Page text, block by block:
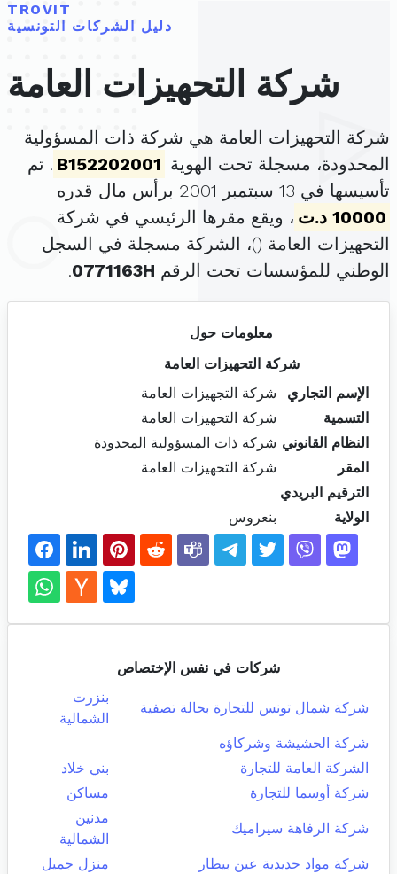
TROVIT
دليل الشركات التونسية
شركة التحهيزات العامة
شركة التحهيزات العامة هي شركة ذات المسؤولية
المحدودة، مسجلة تحت الهوية B152202001 . تم
تأسيسها في 13 سبتمبر 2001 برأس مال قدره
10000 د.ت
، ويقع مقرها الرئيسي في شركة
التحهيزات العامة ()، الشركة مسجلة في السجل
الوطني للمؤسسات تحت الرقم 0771163H
.
معلومات حول
شركة التحهيزات العامة
الإسم التجاري
شركة التجهيزات العامة
التسمية
شركة التحهيزات العامة
النظام القانوني شركة ذات المسؤولية المحدودة
المقر
شركة التحهيزات العامة
الترقيم البريدي
الولاية
بنعروس
شركات في نفس الإختصاص
شركة شمال تونس للتجارة بحالة تصفية
بنزرت
الشمالية
شركة الحشيشة وشركاؤه
الشركة العامة للتجارة
بني خلاد
شركة أوسما للتجارة
مساكن
شركة الرفاهة سيراميك
مدنين
الشمالية
شركة مواد حديدية عين بيطار
منزل جميل